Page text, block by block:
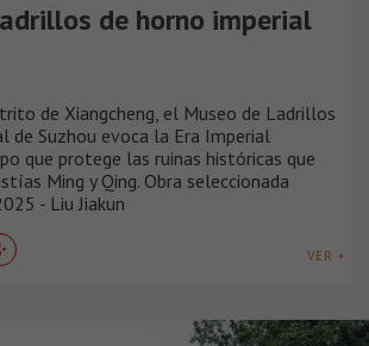
de horno imperial
de Xiangcheng, el Museo de Ladrillos
de Suzhou evoca la Era Imperial
que protege las ruinas históricas que
Ming y Qing. Obra seleccionada
- Liu Jiakun
VER +